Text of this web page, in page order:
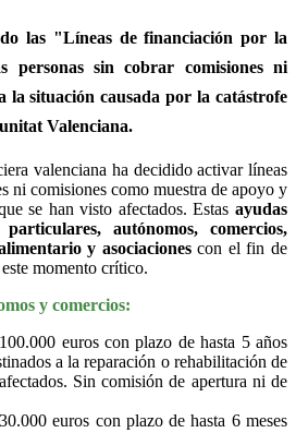
las "Líneas de financiación por la
personas sin cobrar comisiones ni
la situación causada por la catástrofe
Valenciana.
valenciana ha decidido activar líneas
ni comisiones como muestra de apoyo y
se han visto afectados. Estas ayudas
autónomos, comercios,
y asociacionescon el fin de
momento crítico.
y comercios:
euros con plazo de hasta 5 años
a la reparación o rehabilitación de
Sin comisión de apertura ni de
euros con plazo de hasta 6 meses